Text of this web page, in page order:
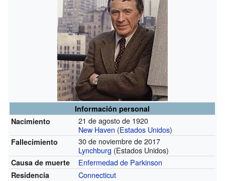
Información personal
Nacimiento
21 de agosto de 1920
New Haven (Estados Unidos)
Fallecimiento
30 de noviembre de 2017
Lynchburg (Estados Unidos)
Causa de muerte Enfermedad de Parkinson
Residencia Connecticut